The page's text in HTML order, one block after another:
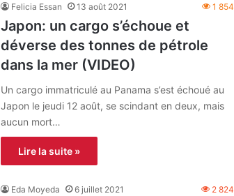
Felicia Essan 13 août 2021 1 854
Japon: un cargo s’échoue et
déverse des tonnes de pétrole
dans la mer (VIDEO)
Un cargo immatriculé au Panama s’est échoué au
Japon le jeudi 12 août, se scindant en deux, mais
aucun mort…
Lire la suite »
Eda Moyeda 6 juillet 2021 2 824